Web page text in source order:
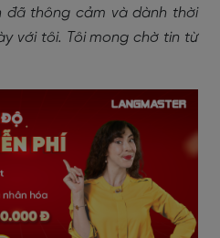
đã thông cảm và dành thời
với tôi. Tôi mong chờ tin từ